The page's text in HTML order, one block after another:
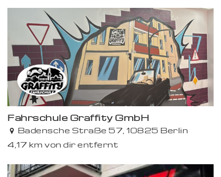
Fahrschule Graffity GmbH
Badensche Straße 57, 10825 Berlin
4,17 km von dir entfernt